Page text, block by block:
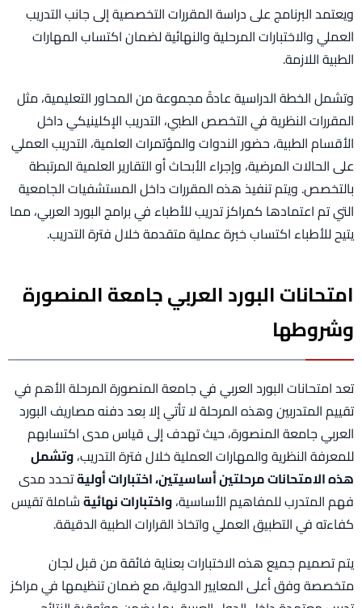
ويعتمد البرنامج على دراسة المقررات التخصصية إلى جانب التدريب
العملي والاختبارات المرحلية والنهائية لضمان اكتساب المهارات
الطبية اللازمة.
وتشمل الخطة الدراسية عادةً مجموعة من المحاور التعليمية، مثل
المقررات النظرية في التخصص الطبي، التدريب الإكلينيكي داخل
الأقسام الطبية، حضور الندوات والمؤتمرات العلمية، التدريب العملي
على الحالات المرضية، وإجراء الأبحاث أو التقارير العلمية المرتبطة
بالتخصص. ويتم تنفيذ هذه المقررات داخل المستشفيات الجامعية
التي تم اعتمادها كمراكز تدريب للأطباء في برامج البورد العربي، مما
يتيح للأطباء اكتساب خبرة عملية متقدمة خلال فترة التدريب.
امتحانات البورد العربي جامعة المنصورة
وشروطها
تعد امتحانات البورد العربي في جامعة المنصورة المرحلة الأهم في
تقييم المتدربين وهذه المرحلة لا تأتي إلا بعد دفنه مصاريف البورد
العربي جامعة المنصورة، حيث تهدف إلى قياس مدى اكتسابهم
للمعرفة النظرية والمهارات العملية خلال فترة التدريب،وتشمل
هذه الامتحانات مرحلتين أساسيتين، اختبارات أوليةتحدد مدى
فهم المتدرب للمفاهيم الأساسية،واختبارات نهائيةشاملة تقيس
كفاءته في التطبيق العملي واتخاذ القرارات الطبية الدقيقة.
يتم تصميم جميع هذه الاختبارات بعناية فائقة من قبل لجان
متخصصة وفق أعلى المعايير الدولية، مع ضمان تنظيمها في مراكز